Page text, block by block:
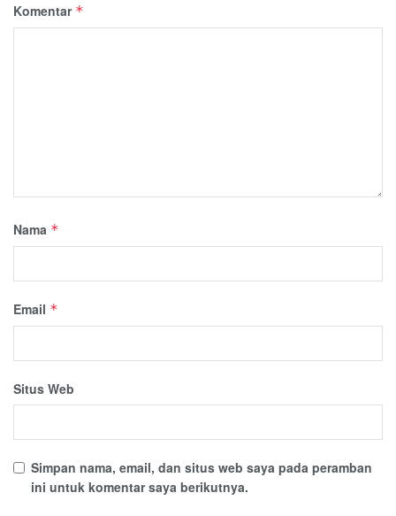
Komentar *
Nama *
Email *
Situs Web
Simpan nama, email, dan situs web saya pada peramban
ini untuk komentar saya berikutnya.